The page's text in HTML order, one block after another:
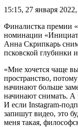
15:15, 27 января
Финалистка премии
номинации
Анна Скрипкарь
псковской глубинки
«Мне хочется чаще
пространство,
начинают больше
начинают снимать. А
И если Instagram-
запишут видео, это
меня такая,